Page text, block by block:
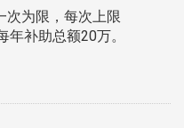
次为限，每次上限
补助总额20万。